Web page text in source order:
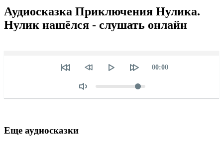
Аудиосказка Приключения Нулика.
Нулик нашёлся - слушать онлайн
Текущее
00:00
Еще аудиосказки